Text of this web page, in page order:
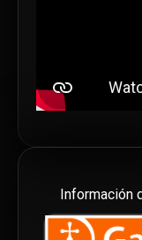
Información